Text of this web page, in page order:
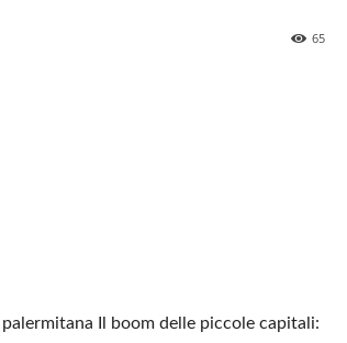
65
Il boom delle piccole capitali: